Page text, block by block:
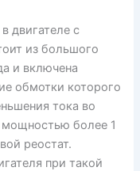
двигателе с
из большого
и включена
обмотки которого
тока во
мощностью более 1
реостат.
при такой